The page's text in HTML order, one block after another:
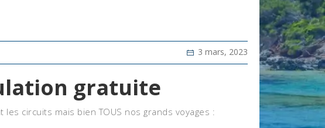
3 mars, 2023
gratuite
circuits mais bien TOUS nos grands voyages :